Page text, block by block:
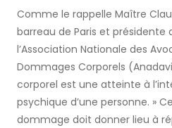
Comme le rappelle Maître
barreau de Paris et présidente
l’Association Nationale des
Dommages Corporels
corporel est une atteinte à
psychique d’une personne. »
dommage doit donner lieu à